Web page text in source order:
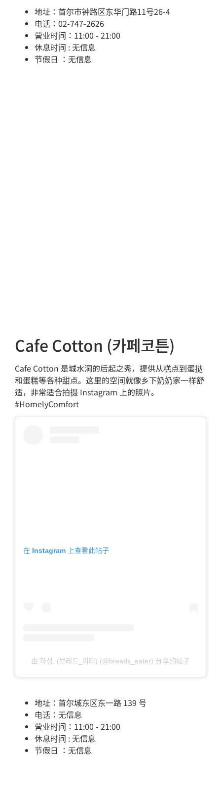
地址：首尔市钟路区东华门路11号26-4
电话：02-747-2626
营业时间：11:00 - 21:00
休息时间 : 无信息
节假日 ：无信息
Cafe Cotton (카페코튼)
Cafe Cotton 是城水洞的后起之秀，提供从糕点到蛋挞
和蛋糕等各种甜点。这里的空间就像乡下奶奶家一样舒
适，非常适合拍摄 Instagram 上的照片。
#HomelyComfort
在 Instagram 上查看此帖子
由 하성, (브레드_이터) (@breads_eater) 分享的帖子
地址：首尔城东区东一路 139 号
电话：无信息
营业时间：11:00 - 21:00
休息时间 : 无信息
节假日 ：无信息